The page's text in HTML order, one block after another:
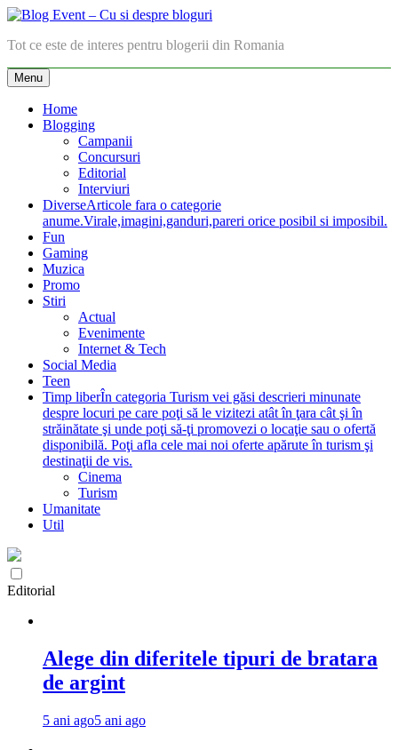
Skip
content
Blog Event – Cu si despre bloguri
Tot ce este de interes pentru blogerii din Romania
Menu
Home
Blogging
Campanii
Concursuri
Editorial
Interviuri
DiverseArticole fara o categorie
anume.Virale,imagini,ganduri,pareri orice posibil si imposibil.
Fun
Gaming
Muzica
Promo
Stiri
Actual
Evenimente
Internet & Tech
Social Media
Teen
Timp liberÎn categoria Turism vei găsi descrieri minunate
despre locuri pe care poţi să le vizitezi atât în ţara cât şi în
străinătate şi unde poţi să-ţi promovezi o locaţie sau o ofertă
disponibilă. Poţi afla cele mai noi oferte apărute în turism şi
destinaţii de vis.
Cinema
Turism
Umanitate
Util
Editorial
Alege din diferitele tipuri de bratara
de argint
5 ani ago5 ani ago